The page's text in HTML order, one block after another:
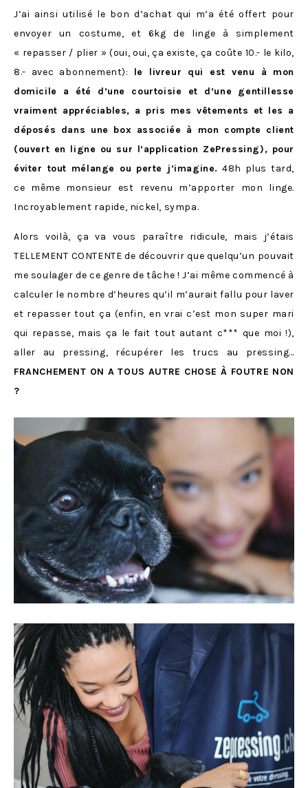
J’ai ainsi utilisé le bon d’achat qui m’a été offert pour
envoyer un costume, et 6kg de linge à simplement
« repasser / plier » (oui, oui, ça existe, ça coûte 10.- le kilo,
8.- avec abonnement): le livreur qui est venu à mon
domicile a été d’une courtoisie et d’une gentillesse
vraiment appréciables, a pris mes vêtements et les a
déposés dans une box associée à mon compte client
(ouvert en ligne ou sur l’application ZePressing), pour
éviter tout mélange ou perte j’imagine. 48h plus tard,
ce même monsieur est revenu m’apporter mon linge.
Incroyablement rapide, nickel, sympa.
Alors voilà, ça va vous paraître ridicule, mais j’étais
TELLEMENT CONTENTE de découvrir que quelqu’un pouvait
me soulager de ce genre de tâche ! J’ai même commencé à
calculer le nombre d’heures qu’il m’aurait fallu pour laver
et repasser tout ça (enfin, en vrai c’est mon super mari
qui repasse, mais ça le fait tout autant c*** que moi !),
aller au pressing, récupérer les trucs au pressing…
FRANCHEMENT ON A TOUS AUTRE CHOSE À FOUTRE NON
?